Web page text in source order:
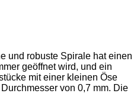
und robuste Spirale hat einen
geöffnet wird, und ein
mit einer kleinen Öse
von 0,7 mm. Die